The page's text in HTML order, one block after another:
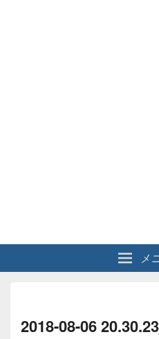
メ
2018-08-06